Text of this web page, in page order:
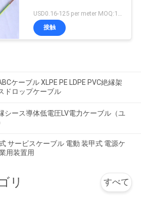
接触
ケーブル XLPE PE LDPE PVC絶縁架
ドロップケーブル
シース導体低電圧LV電力ケーブル（ユ
サービスケーブル 電動 装甲式 電源ケ
用装置用
リ すべて